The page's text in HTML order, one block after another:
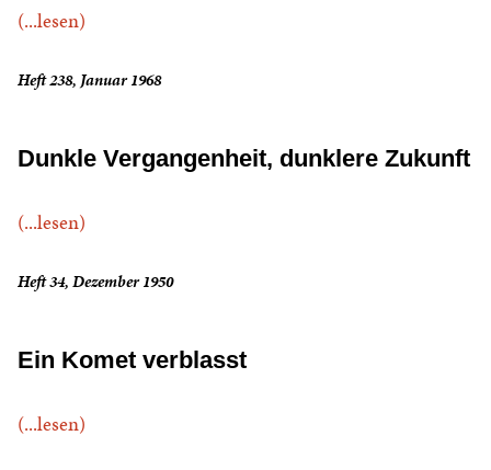
(...lesen)
Heft 238, Januar 1968
Dunkle Vergangenheit, dunklere Zukunft
(...lesen)
Heft 34, Dezember 1950
Ein Komet verblasst
(...lesen)